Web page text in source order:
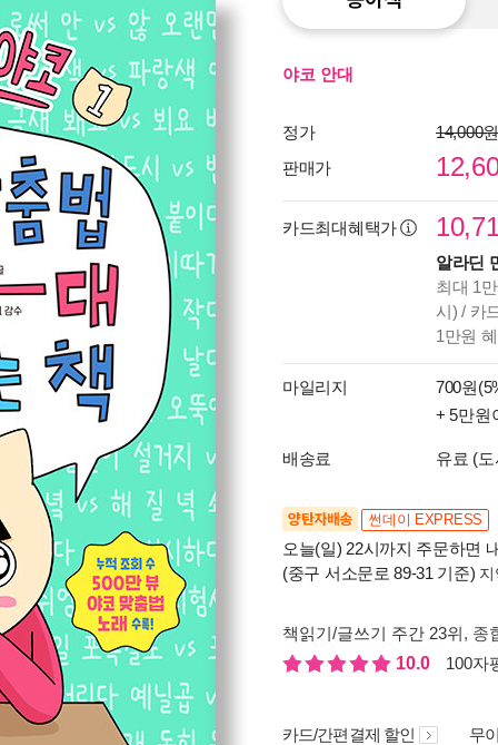
야코 안대
정가
14,000원
판매가
카드최대혜택가
알라딘
최대 1
시) / 카
1만원
마일리지
700원
+ 5만원
배송료 유료 (
양탄자배송 썬데이 EXPRESS
오늘(일) 22시까지 주문하면
(중구 서소문로 89-31 기준)
책읽기/글쓰기 주간 23위, 종
10.0
100자
카드/간편결제 할인 무